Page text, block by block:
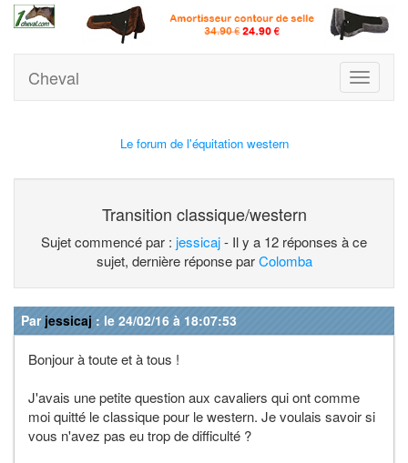
Toggle
Cheval
Le forum de l'équitation western
Transition classique/western
Sujet commencé par : jessicaj- Il y a 12 réponses à ce
sujet, dernière réponse parColomba
Par jessicaj : le 24/02/16 à 18:07:53
Bonjour à toute et à tous !
J'avais une petite question aux cavaliers qui ont comme
moi quitté le classique pour le western. Je voulais savoir si
vous n'avez pas eu trop de difficulté ?